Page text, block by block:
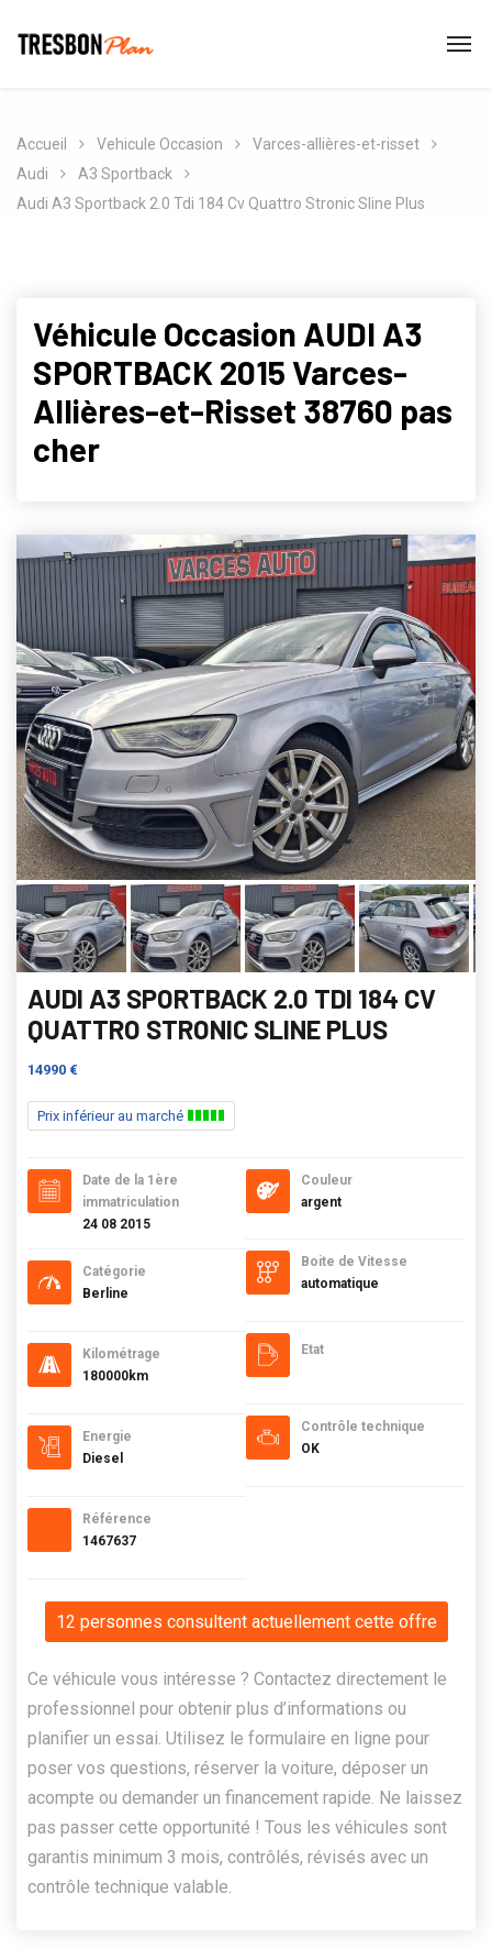
Accueil Vehicule Occasion
Varces-allières-et-risset
Audi
A3 Sportback
Audi A3 Sportback 2.0 Tdi 184 Cv Quattro Stronic Sline Plus
Véhicule Occasion AUDI A3
SPORTBACK 2015 Varces-
Allières-et-Risset 38760 pas
cher
AUDI A3 SPORTBACK 2.0 TDI 184 CV
QUATTRO STRONIC SLINE PLUS
14990 €
Prix inférieur au marché
Date de la 1ère
immatriculation
24 08 2015
Catégorie
Berline
Kilométrage
180000km
Energie
Diesel
Référence
1467637
Couleur
argent
Boite de Vitesse
automatique
Etat
Contrôle technique
OK
12 personnes consultent actuellement cette offre
Ce véhicule vous intéresse ? Contactez directement le
professionnel pour obtenir plus d’informations ou
planifier un essai. Utilisez le formulaire en ligne pour
poser vos questions, réserver la voiture, déposer un
acompte ou demander un financement rapide. Ne laissez
pas passer cette opportunité ! Tous les véhicules sont
garantis minimum 3 mois, contrôlés, révisés avec un
contrôle technique valable.